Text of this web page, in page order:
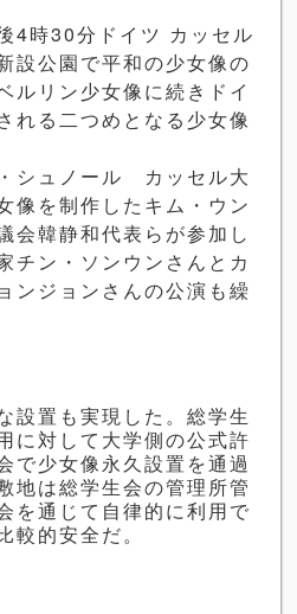
4時30分ドイツ カッセル
設公園で平和の少女像の
ルリン少女像に続きドイ
れる二つめとなる少女像
シュノール カッセル大
像を制作したキム・ウン
会韓静和代表らが参加し
チン・ソンウンさんとカ
ンジョンさんの公演も繰
設置も実現した。総学生
に対して大学側の公式許
で少女像永久設置を通過
地は総学生会の管理所管
を通じて自律的に利用で
較的安全だ。